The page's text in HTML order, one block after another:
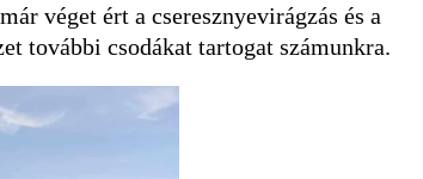
véget ért a cseresznyevirágzás és a
további csodákat tartogat számunkra.